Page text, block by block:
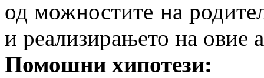
од можностите на
и реализирањето на овие
Помошни хипотези: